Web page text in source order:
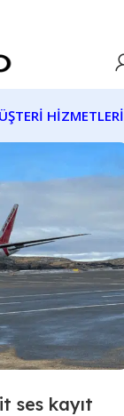
HİZMETLERİ
ses kayıt